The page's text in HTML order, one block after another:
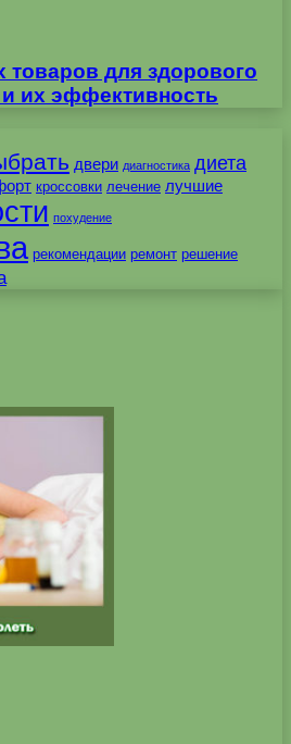
для здорового
их эффективность
двери диагностика диета
кроссовки лечение лучшие
похудение
рекомендации ремонт решение